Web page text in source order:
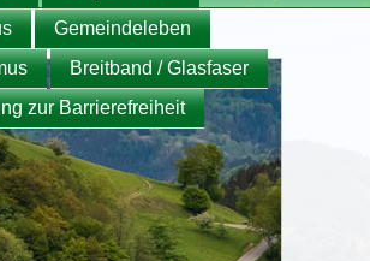
Gemeindeleben
Breitband / Glasfaser
zur Barrierefreiheit